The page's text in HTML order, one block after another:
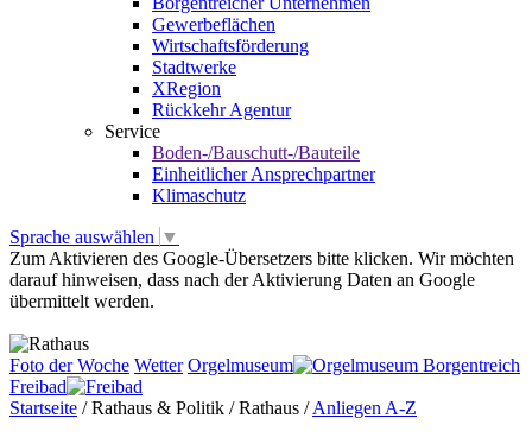
Gewerbeflächen
Wirtschaftsförderung
Stadtwerke
XRegion
Rückkehr Agentur
Service
Boden-/Bauschutt-/Bauteile
Einheitlicher Ansprechpartner
Klimaschutz
Sprache auswählen ▼
Zum Aktivieren des Google-Übersetzers bitte klicken. Wir möchten
darauf hinweisen, dass nach der Aktivierung Daten an Google
übermittelt werden.
Foto der Woche Wetter Orgelmuseum
Freibad
Startseite /Rathaus & Politik /Rathaus /Anliegen A-Z